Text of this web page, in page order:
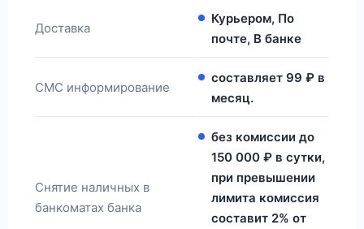
Доставка
Курьером, По
почте, В банке
СМС информирование
составляет 99 ₽ в
месяц.
Снятие наличных в
банкоматах банка
без комиссии до
150 000 ₽ в сутки,
при превышении
лимита комиссия
составит 2% от